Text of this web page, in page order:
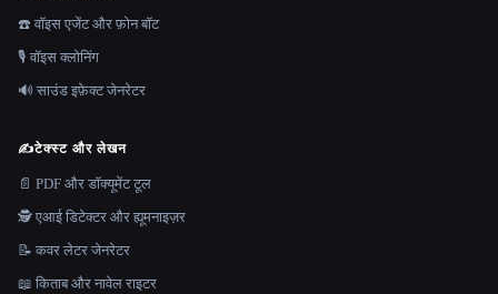
☎️ वॉइस एजेंट और फ़ोन बॉट
🎙️ वॉइस क्लोनिंग
🔊 साउंड इफ़ेक्ट जेनरेटर
✍️टेक्स्ट और लेखन
📄 PDF और डॉक्यूमेंट टूल
🕵️ एआई डिटेक्टर और ह्यूमनाइज़र
📝 कवर लेटर जेनरेटर
📖 किताब और नावेल राइटर